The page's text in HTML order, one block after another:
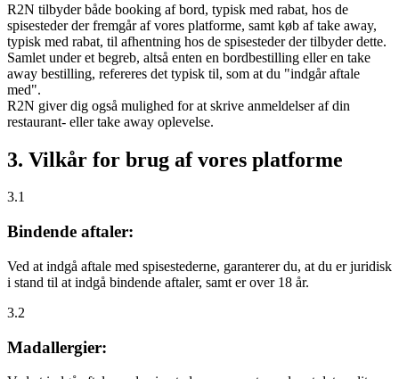
R2N tilbyder både booking af bord, typisk med rabat, hos de
spisesteder der fremgår af vores platforme, samt køb af take away,
typisk med rabat, til afhentning hos de spisesteder der tilbyder dette.
Samlet under et begreb, altså enten en bordbestilling eller en take
away bestilling, refereres det typisk til, som at du "indgår aftale
med".
R2N giver dig også mulighed for at skrive anmeldelser af din
restaurant- eller take away oplevelse.
3. Vilkår for brug af vores platforme
3.1
Bindende aftaler:
Ved at indgå aftale med spisestederne, garanterer du, at du er juridisk
i stand til at indgå bindende aftaler, samt er over 18 år.
3.2
Madallergier: